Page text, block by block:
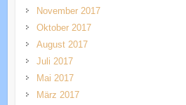
November 2017
Oktober 2017
August 2017
Juli 2017
Mai 2017
März 2017